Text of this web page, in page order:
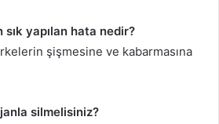
yapılan hata nedir?
şişmesine ve kabarmasına
silmelisiniz?